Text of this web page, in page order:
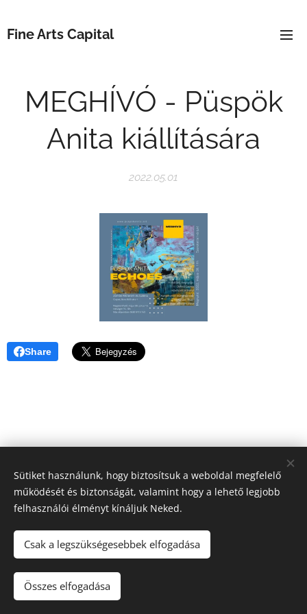
Fine Arts Capital
MEGHÍVÓ - Püspök
Anita kiállítására
2022.05.01
Share
2026 Fine Arts Capital művészeti egyesület | Minden jog
Az oldalt a
Sütiket használunk, hogy biztosítsuk a weboldal megfelelő
működését és biztonságát, valamint hogy a lehető legjobb
felhasználói élményt kínáljuk Neked.
Csak a legszükségesebbek elfogadása
Összes elfogadása